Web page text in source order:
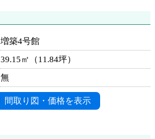
増築4号館
39.15㎡（11.84坪）
無
間取り図・価格を表示